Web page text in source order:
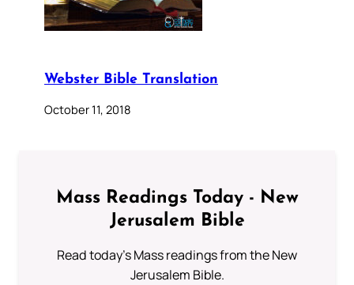
Webster Bible Translation
October 11, 2018
Mass Readings Today - New
Jerusalem Bible
Read today's Mass readings from the New
Jerusalem Bible.